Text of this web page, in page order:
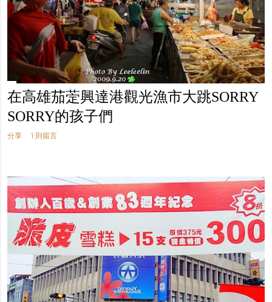
在高雄茄萣興達港觀光漁市大跳SORRY
SORRY的孩子們
分享 1 則留言